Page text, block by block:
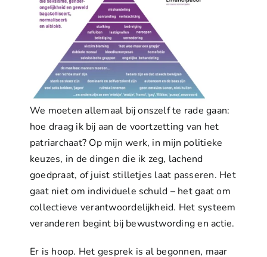
We moeten allemaal bij onszelf te rade gaan:
hoe draag ik bij aan de voortzetting van het
patriarchaat? Op mijn werk, in mijn politieke
keuzes, in de dingen die ik zeg, lachend
goedpraat, of juist stilletjes laat passeren. Het
gaat niet om individuele schuld – het gaat om
collectieve verantwoordelijkheid. Het systeem
veranderen begint bij bewustwording en actie.
Er is hoop. Het gesprek is al begonnen, maar